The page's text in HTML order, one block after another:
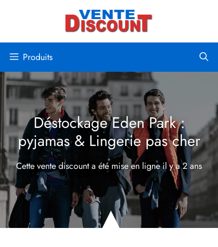
Produits
Déstockage Eden Park :
pyjamas & Lingerie pas cher
Cette vente discount a été mise en ligneil y a 2 ans